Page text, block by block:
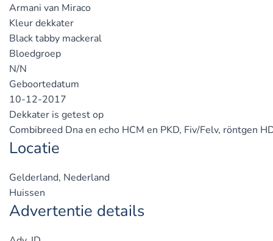
Armani van Miraco
Kleur dekkater
Black tabby mackeral
Bloedgroep
N/N
Geboortedatum
10-12-2017
Dekkater is getest op
Combibreed Dna en echo HCM en PKD, Fiv/Felv, röntgen
Locatie
Gelderland, Nederland
Huissen
Advertentie details